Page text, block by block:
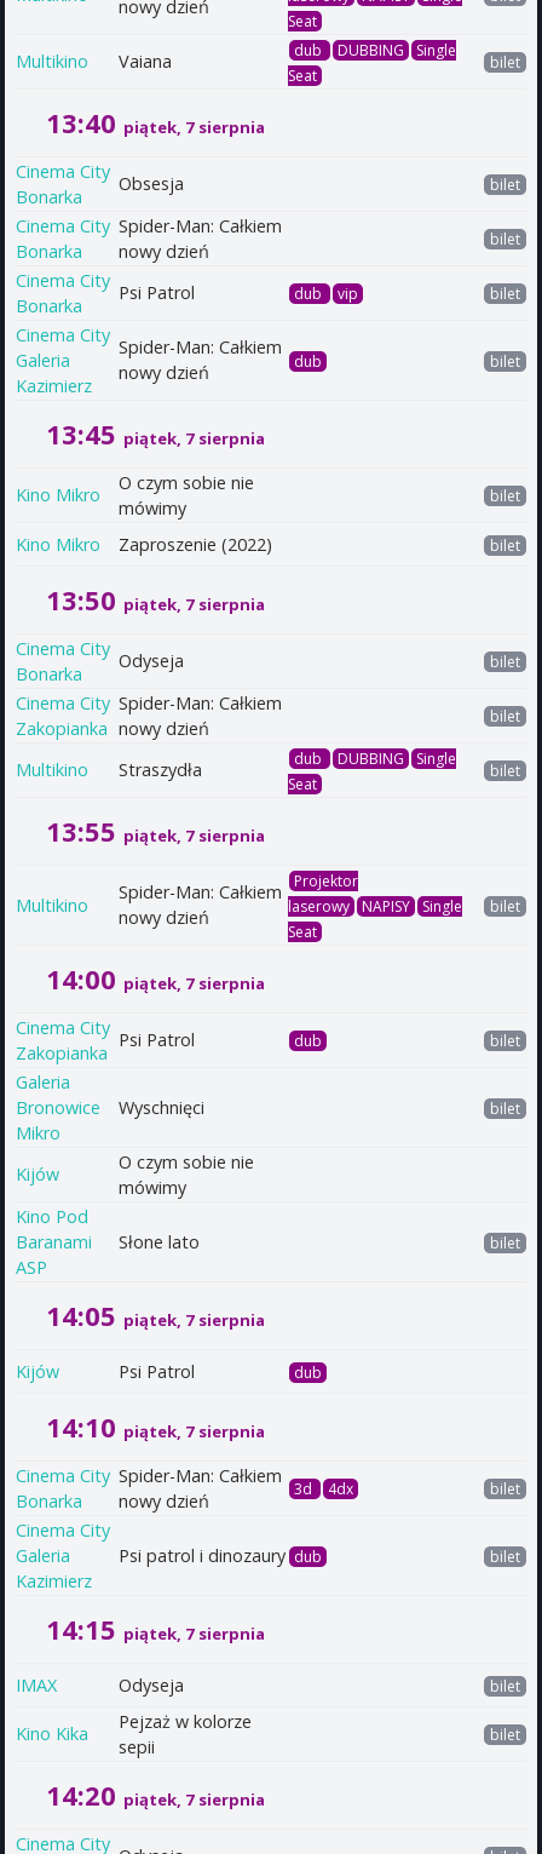
nowy dzień
Seat
Multikino Vaiana dub DUBBING
Single
Seat
bilet
13:40 piątek, 7 sierpnia
Cinema City
Bonarka
Obsesja bilet
Cinema City
Bonarka
Spider-Man: Całkiem
nowy dzień
bilet
Cinema City
Bonarka
Psi Patrol dub vip bilet
Cinema City
Galeria
Kazimierz
Spider-Man: Całkiem
nowy dzień
dub bilet
13:45 piątek, 7 sierpnia
Kino Mikro
O czym sobie nie
mówimy
bilet
Kino Mikro Zaproszenie (2022) bilet
13:50 piątek, 7 sierpnia
Cinema City
Bonarka
Odyseja bilet
Cinema City
Zakopianka
Spider-Man: Całkiem
nowy dzień
bilet
Multikino Straszydła dub DUBBING
Single
Seat
bilet
13:55 piątek, 7 sierpnia
Multikino
Spider-Man: Całkiem
nowy dzień
Projektor
laserowy
NAPISY
Single
Seat
bilet
14:00 piątek, 7 sierpnia
Cinema City
Zakopianka
Psi Patrol dub bilet
Galeria
Bronowice
Mikro
Wyschnięci bilet
Kijów
O czym sobie nie
mówimy
Kino Pod
Baranami
ASP
Słone lato bilet
14:05 piątek, 7 sierpnia
Kijów Psi Patrol dub
14:10 piątek, 7 sierpnia
Cinema City
Bonarka
Spider-Man: Całkiem
nowy dzień
3d 4dx bilet
Cinema City
Galeria
Kazimierz
Psi patrol i dinozaury dub bilet
14:15 piątek, 7 sierpnia
IMAX Odyseja bilet
Kino Kika
Pejzaż w kolorze
sepii
bilet
14:20 piątek, 7 sierpnia
Cinema City